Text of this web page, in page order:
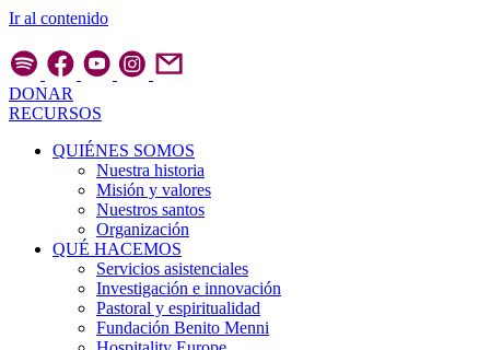
Ir al contenido
DONAR
RECURSOS
QUIÉNES SOMOS
Nuestra historia
Misión y valores
Nuestros santos
Organización
QUÉ HACEMOS
Servicios asistenciales
Investigación e innovación
Pastoral y espiritualidad
Fundación Benito Menni